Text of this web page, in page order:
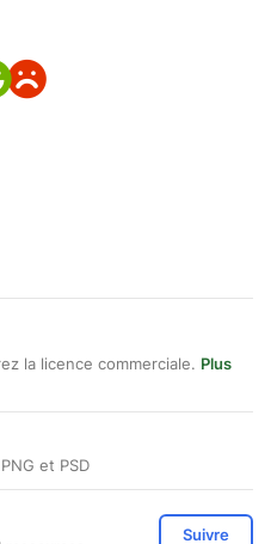
la licence commerciale. Plus
et PSD
Suivre